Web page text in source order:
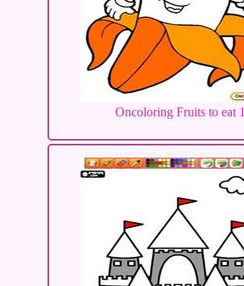
Oncoloring Fruits to eat 1